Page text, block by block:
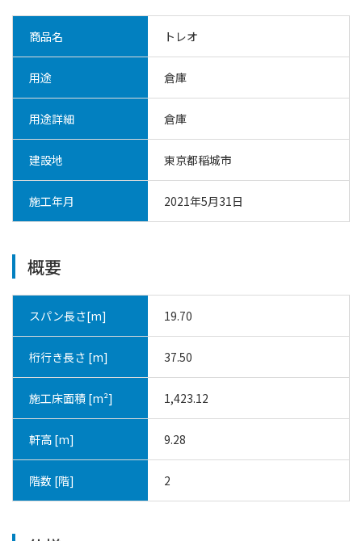
商品名 トレオ
用途 倉庫
用途詳細 倉庫
建設地 東京都稲城市
施工年月 2021年5月31日
概要
スパン長さ[m] 19.70
桁行き長さ [m] 37.50
施工床面積 [m²] 1,423.12
軒高 [m] 9.28
階数 [階] 2